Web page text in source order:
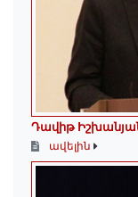
Դավիթ
ավելին